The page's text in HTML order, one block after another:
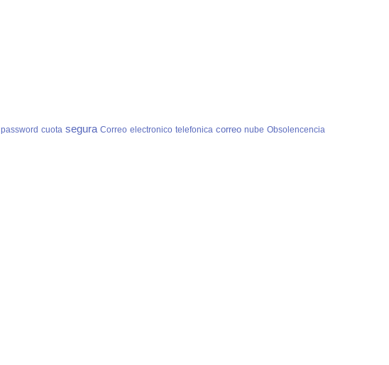
password cuota segura Correo electronico telefonica correo nube Obsolencencia